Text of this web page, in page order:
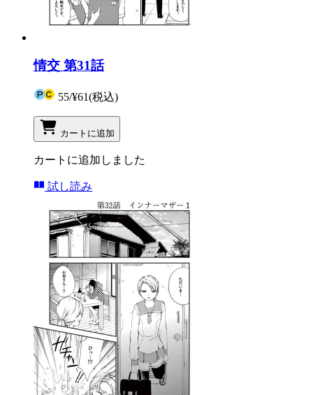
情交 第31話
55/¥61(税込)
カートに追加
カートに追加しました
試し読み